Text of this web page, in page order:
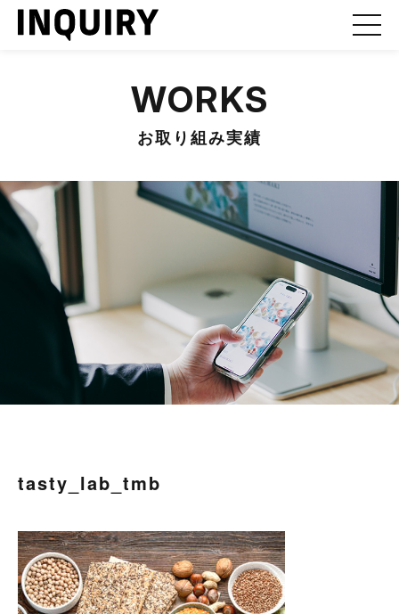
WORKS
お取り組み実績
tasty_lab_tmb